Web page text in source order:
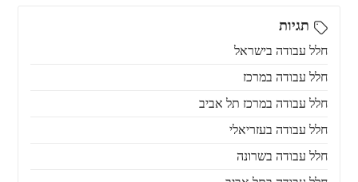
תגיות
חלל עבודה בישראל
חלל עבודה במרכז
חלל עבודה במרכז תל אביב
חלל עבודה בעזריאלי
חלל עבודה בשרונה